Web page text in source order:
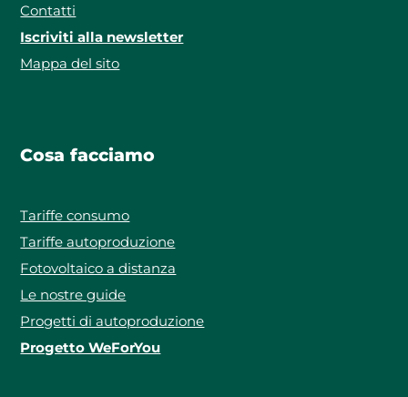
Contatti
Iscriviti alla newsletter
Mappa del sito
Cosa facciamo
Tariffe consumo
Tariffe autoproduzione
Fotovoltaico a distanza
Le nostre guide
Progetti di autoproduzione
Progetto WeForYou